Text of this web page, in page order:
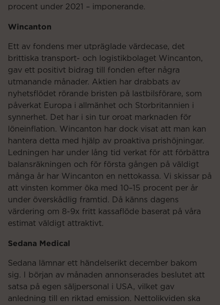
procent under 2021 – imponerande.
Wincanton
Ett av fondens mer utpräglade värdecase, det
brittiska transport- och logistikbolaget Wincanton,
gav ett positivt bidrag till fonden efter några
utmanande månader. Aktien har drabbats av
nyhetsflödet rörande bristen på lastbilsförare, som
påverkat Europa i allmänhet och Storbritannien i
synnerhet. Det har i sin tur oroat marknaden för
löneinflation. Wincanton har dock visat att man kan
hantera detta med hjälp av proaktiva prishöjningar.
Ledningen har under lång tid verkat för att förbättra
balansräkningen och för första gången på väldigt
många år har Wincanton en nettokassa. Vi skissar på
att vinsten kommer öka med 10–15 procent per år
under överskådlig framtid. Då känns dagens
värdering om 8-9x fritt kassaflöde baserat på våra
estimat väldigt attraktivt.
Sedana Medical
Sedana lämnar ett händelserikt december bakom
sig. I början av månaden annonserades beslutet att
satsa på egen säljpersonal i USA, vilket gav
anledning till en riktad emission. Nettolikviden ska